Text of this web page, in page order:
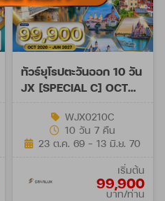
ทัวร์ยุโรปตะวันออก 10 วัน
JX [SPECIAL C] OCT
WJX0210C
10 วัน 7 คืน
23 ต.ค. 69 - 13 มิ.ย. 70
เริ่มต้น
99,900
บาท/ท่าน